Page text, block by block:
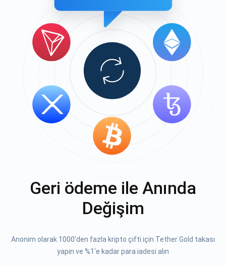
Geri ödeme ile Anında
Değişim
Anonim olarak 1000'den fazla kripto çifti için Tether Gold takası
yapın ve %1'e kadar para iadesi alın